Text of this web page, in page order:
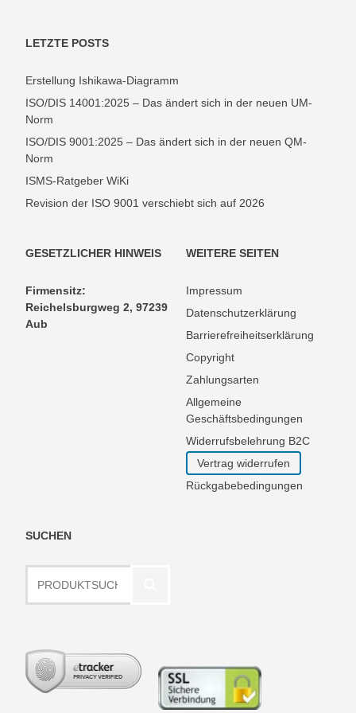
LETZTE POSTS
Erstellung Ishikawa-Diagramm
ISO/DIS 14001:2025 – Das ändert sich in der neuen UM-
Norm
ISO/DIS 9001:2025 – Das ändert sich in der neuen QM-
Norm
ISMS-Ratgeber WiKi
Revision der ISO 9001 verschiebt sich auf 2026
GESETZLICHER HINWEIS
Firmensitz:
Reichelsburgweg 2, 97239
Aub
WEITERE SEITEN
Impressum
Datenschutzerklärung
Barrierefreiheitserklärung
Copyright
Zahlungsarten
Allgemeine
Geschäftsbedingungen
Widerrufsbelehrung B2C
Vertrag widerrufen
Rückgabebedingungen
SUCHEN